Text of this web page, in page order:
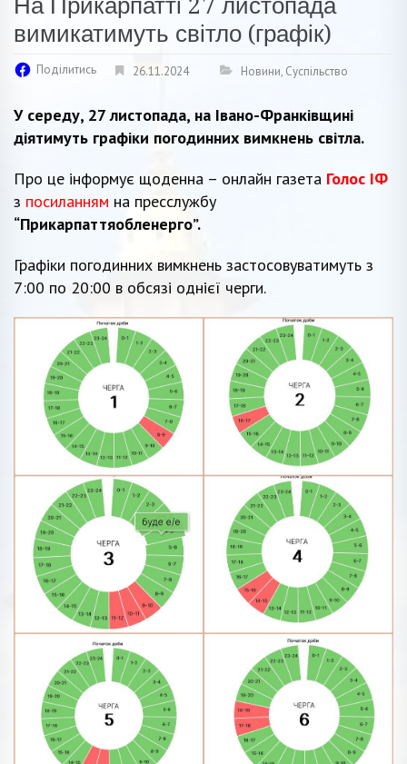
вимикатимуть світло (графік)
Поділитись 26.11.2024 Новини, Суспільство
У середу, 27 листопада, на Івано-Франківщині
діятимуть графіки погодинних вимкнень світла.
Про це інформує щоденна – онлайн газета Голос ІФ
з посиланням на пресслужбу
“Прикарпаттяобленерго”.
Графіки погодинних вимкнень застосовуватимуть з
7:00 по 20:00 в обсязі однієї черги.